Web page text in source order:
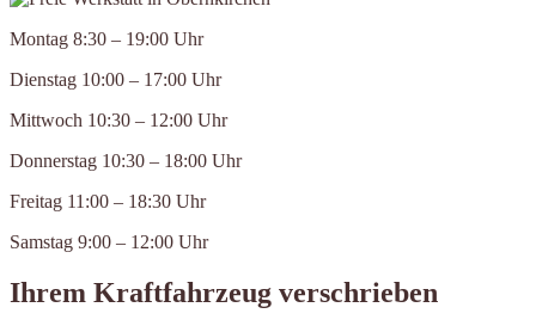
Montag 8:30 – 19:00 Uhr
Dienstag 10:00 – 17:00 Uhr
Mittwoch 10:30 – 12:00 Uhr
Donnerstag 10:30 – 18:00 Uhr
Freitag 11:00 – 18:30 Uhr
Samstag 9:00 – 12:00 Uhr
Ihrem Kraftfahrzeug verschrieben